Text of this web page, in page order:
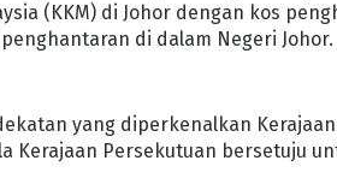
(KKM) di Johor dengan kos
di dalam Negeri Johor.
yang diperkenalkan
Kerajaan Persekutuan bersetuju